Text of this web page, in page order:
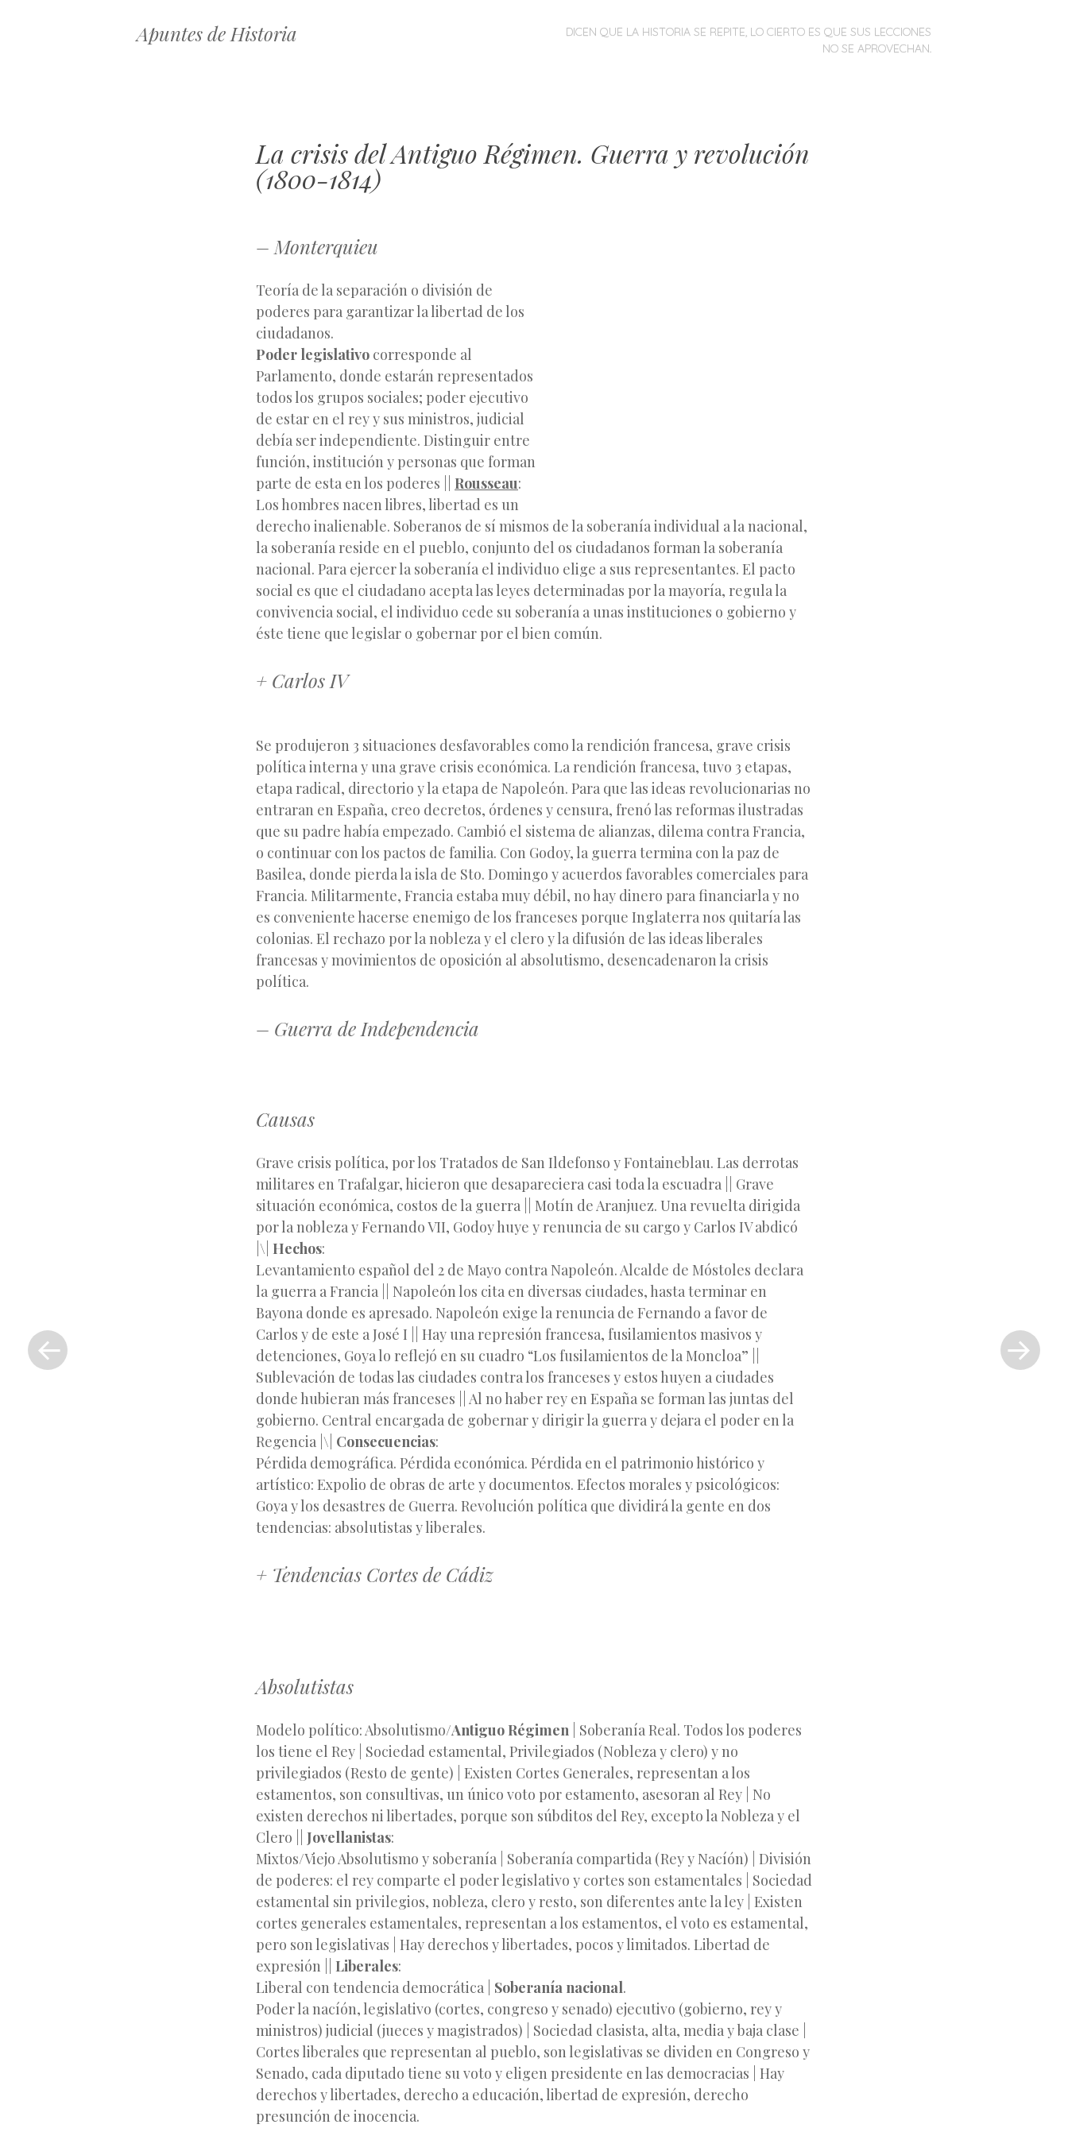
Apuntes de Historia MENÚ
SALTARDICEN QUE LA HISTORIA SE REPITE, LO CIERTO ES QUE SUS LECCIONES
NO SE APROVECHAN.
La crisis del Antiguo Régimen. Guerra y revolución
(1800-1814)
– Monterquieu
Teoría de la separación o división de
poderes para garantizar la libertad de los
ciudadanos.
Poder legislativo corresponde al
Parlamento, donde estarán representados
todos los grupos sociales; poder ejecutivo
de estar en el rey y sus ministros, judicial
debía ser independiente. Distinguir entre
función, institución y personas que forman
parte de esta en los poderes || Rousseau:
Los hombres nacen libres, libertad es un
derecho inalienable. Soberanos de sí mismos de la soberaníaindividual a la nacional,
la soberanía reside en el pueblo, conjunto del os ciudadanos forman la soberanía
nacional. Para ejercer la soberanía el individuo elige a sus representantes. El pacto
social es que el ciudadano acepta las leyes determinadas por la mayoría, regula la
convivencia social, el individuo cede su soberanía a unas instituciones o gobierno y
éste tiene que legislar o gobernar por el bien común.
+ Carlos IV
Se produjeron 3 situaciones desfavorables como la rendición francesa, grave crisis
política interna y una grave crisis económica. La rendición francesa, tuvo 3 etapas,
etapa radical, directorio y la etapa de Napoleón. Para que las ideas revolucionarias no
entraran en España, creo decretos, órdenes y censura, frenó las reformas ilustradas
que su padre había empezado. Cambió el sistema de alianzas, dilema contra Francia,
o continuar con los pactos de familia. Con Godoy, la guerra termina con la paz de
Basilea, donde pierda la isla de Sto. Domingo y acuerdos favorables comerciales para
Francia. Militarmente, Francia estaba muy débil, no hay dinero para financiarla y no
es conveniente hacerse enemigo de los franceses porque Inglaterra nos quitaría las
colonias. El rechazo por la nobleza y el clero y la difusión de las ideas liberales
francesas y movimientos de oposición al absolutismo, desencadenaron la crisis
política.
– Guerra de Independencia
Causas
Grave crisis política, por los Tratados de San Ildefonso y Fontaineblau. Las derrotas
militares en Trafalgar, hicieron que desapareciera casi toda la escuadra || Grave
situación económica, costos de la guerra || Motín de Aranjuez. Una revuelta dirigida
por la nobleza y Fernando VII, Godoy huye y renuncia de su cargo y Carlos IV abdicó
|\| Hechos:
Levantamiento español del 2 de Mayo contra Napoleón. Alcalde de Móstoles declara
la guerra a Francia || Napoleón los cita en diversas ciudades, hasta terminar en
Bayona donde es apresado. Napoleón exige la renuncia de Fernando a favor de
Carlos y de este a José I || Hay una represión francesa, fusilamientos masivos y
detenciones, Goya lo reflejó en su cuadro “Los fusilamientos de la Moncloa” ||
Sublevación de todas las ciudades contra los franceses y estos huyen a ciudades
donde hubieran más franceses || Al no haber rey en España se forman las juntas del
gobierno. Central encargada de gobernar y dirigir la guerra y dejara el poder en la
Regencia |\| Consecuencias:
Pérdida demográfica. Pérdida económica. Pérdida en el patrimonio histórico y
artístico: Expolio de obras de arte y documentos. Efectos morales y psicológicos:
Goya y los desastres de Guerra. Revolución política que dividirá la gente en dos
tendencias: absolutistas y liberales.
+ Tendencias Cortes de Cádiz
Absolutistas
Modelo político: Absolutismo/Antiguo Régimen | Soberanía Real. Todos los poderes
los tiene el Rey | Sociedad estamental, Privilegiados (Nobleza y clero) y no
privilegiados (Resto de gente) | Existen Cortes Generales, representan a los
estamentos, son consultivas, un único voto por estamento, asesoran al Rey | No
existen derechos ni libertades, porque son súbditos del Rey, excepto la Nobleza y el
Clero || Jovellanistas:
Mixtos/Viejo Absolutismo y soberanía | Soberanía compartida (Rey y Nacíón) | División
de poderes: el rey comparte el poder legislativo y cortes son estamentales | Sociedad
estamental sin privilegios, nobleza, clero y resto, son diferentes ante la ley | Existen
cortes generales estamentales, representan a los estamentos, el voto es estamental,
pero son legislativas | Hay derechos y libertades, pocos y limitados. Libertad de
expresión || Liberales:
Liberal con tendencia democrática | Soberanía nacional.
Poder la nacíón, legislativo (cortes, congreso y senado) ejecutivo (gobierno, rey y
ministros) judicial (jueces y magistrados) | Sociedad clasista, alta, media y baja clase |
Cortes liberales que representan al pueblo, son legislativas se dividen en Congreso y
Senado, cada diputado tiene su voto y eligen presidente en las democracias | Hay
derechos y libertades, derecho a educación, libertad de expresión, derecho
presunción de inocencia.
Entrada
anterior
entrada